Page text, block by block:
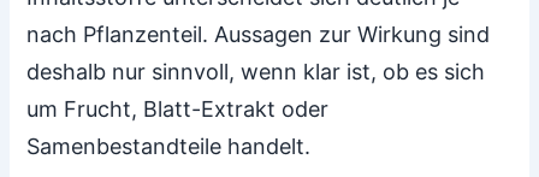
nach Pflanzenteil. Aussagen zur Wirkung sind
deshalb nur sinnvoll, wenn klar ist, ob es sich
um Frucht, Blatt-Extrakt oder
Samenbestandteile handelt.